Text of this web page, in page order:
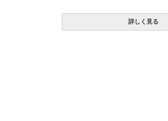
Lサイズ
[トップス]肩幅：52cm/身幅：
詳しく見る